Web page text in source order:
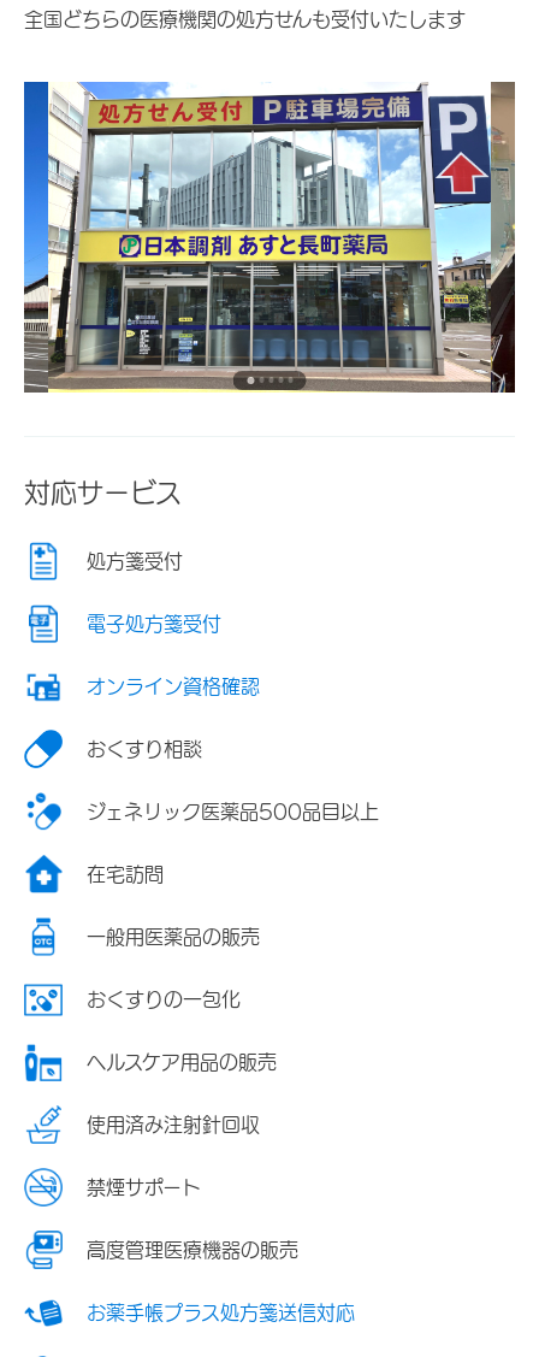
全国どちらの医療機関の処方せんも受付いたします
対応サービス
処方箋受付
電子処方箋受付
オンライン資格確認
おくすり相談
ジェネリック医薬品500品目以上
在宅訪問
一般用医薬品の販売
おくすりの一包化
ヘルスケア用品の販売
使用済み注射針回収
禁煙サポート
高度管理医療機器の販売
お薬手帳プラス処方箋送信対応